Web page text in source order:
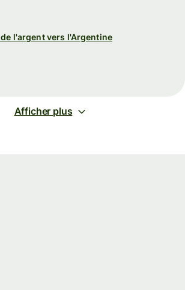
l'argent vers l'Argentine
Afficher plus